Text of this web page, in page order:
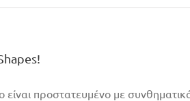
είναι προστατευμένο με